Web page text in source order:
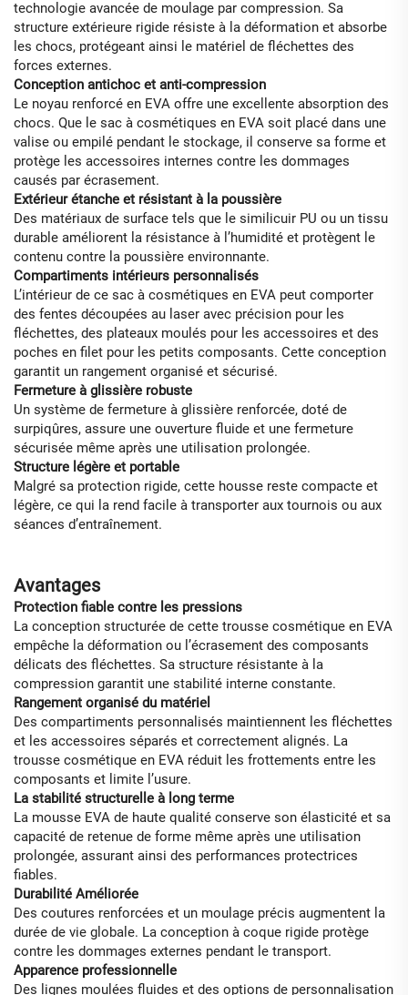
technologie avancée de moulage par compression. Sa
structure extérieure rigide résiste à la déformation et absorbe
les chocs, protégeant ainsi le matériel de fléchettes des
forces externes.
Conception antichoc et anti-compression
Le noyau renforcé en EVA offre une excellente absorption des
chocs. Que le sac à cosmétiques en EVA soit placé dans une
valise ou empilé pendant le stockage, il conserve sa forme et
protège les accessoires internes contre les dommages
causés par écrasement.
Extérieur étanche et résistant à la poussière
Des matériaux de surface tels que le similicuir PU ou un tissu
durable améliorent la résistance à l’humidité et protègent le
contenu contre la poussière environnante.
Compartiments intérieurs personnalisés
L’intérieur de ce sac à cosmétiques en EVA peut comporter
des fentes découpées au laser avec précision pour les
fléchettes, des plateaux moulés pour les accessoires et des
poches en filet pour les petits composants. Cette conception
garantit un rangement organisé et sécurisé.
Fermeture à glissière robuste
Un système de fermeture à glissière renforcée, doté de
surpiqûres, assure une ouverture fluide et une fermeture
sécurisée même après une utilisation prolongée.
Structure légère et portable
Malgré sa protection rigide, cette housse reste compacte et
légère, ce qui la rend facile à transporter aux tournois ou aux
séances d’entraînement.
Avantages
Protection fiable contre les pressions
La conception structurée de cette trousse cosmétique en EVA
empêche la déformation ou l’écrasement des composants
délicats des fléchettes. Sa structure résistante à la
compression garantit une stabilité interne constante.
Rangement organisé du matériel
Des compartiments personnalisés maintiennent les fléchettes
et les accessoires séparés et correctement alignés. La
trousse cosmétique en EVA réduit les frottements entre les
composants et limite l’usure.
La stabilité structurelle à long terme
La mousse EVA de haute qualité conserve son élasticité et sa
capacité de retenue de forme même après une utilisation
prolongée, assurant ainsi des performances protectrices
fiables.
Durabilité Améliorée
Des coutures renforcées et un moulage précis augmentent la
durée de vie globale. La conception à coque rigide protège
contre les dommages externes pendant le transport.
Apparence professionnelle
Des lignes moulées fluides et des options de personnalisation